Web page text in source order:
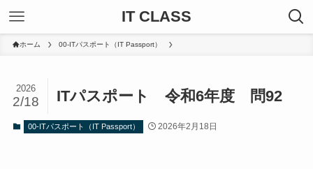
IT CLASS
ホーム 00-ITパスポート（IT Passport）
ITパスポート 令和6年度 問92
2026
2/18
00-ITパスポート（IT Passport） 2026年2月18日